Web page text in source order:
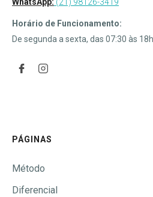
Horário de Funcionamento:
De segunda a sexta, das 07:30 às 18h
PÁGINAS
Método
Diferencial